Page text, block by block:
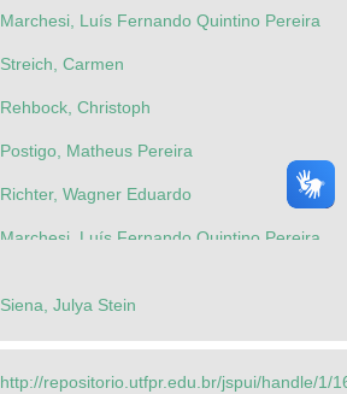
Marchesi, Luís Fernando Quintino Pereira
Streich, Carmen
Rehbock, Christoph
Postigo, Matheus Pereira
Richter, Wagner Eduardo
Marchesi, Luís Fernando Quintino Pereira
Siena, Julya Stein
http://repositorio.utfpr.edu.br/jspui/handle/1/